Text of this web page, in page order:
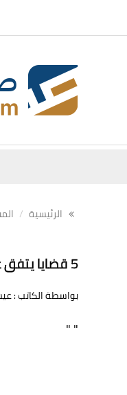
الرئيسية
5 قضايا يتفق عليها النخبة المثقفة في أزمة التعليم
بواسطة الكاتب :
" "